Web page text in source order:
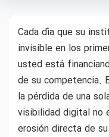
Cada día que su
invisible en los
usted está
de su competencia.
la pérdida de una
visibilidad digital no
erosión directa de